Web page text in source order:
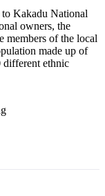
Kakadu National
owners, the
members of the local
made up of
different ethnic